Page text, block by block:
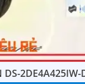
2DE4A425IW-